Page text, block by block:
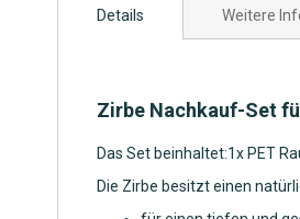
Details
Zirbe Nachkauf-Set
Das Set beinhaltet:1x PET
Die Zirbe besitzt einen
Weitere